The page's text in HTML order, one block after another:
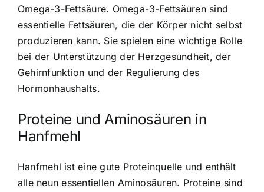
Omega-3-Fettsäure. Omega-3-Fettsäuren sind
essentielle Fettsäuren, die der Körper nicht selbst
produzieren kann. Sie spielen eine wichtige Rolle
bei der Unterstützung der Herzgesundheit, der
Gehirnfunktion und der Regulierung des
Hormonhaushalts.
Proteine und Aminosäuren in
Hanfmehl
Hanfmehl ist eine gute Proteinquelle und enthält
alle neun essentiellen Aminosäuren. Proteine sind